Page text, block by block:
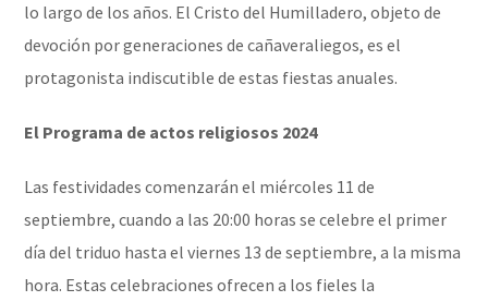
lo largo de los años. El Cristo del Humilladero, objeto de
devoción por generaciones de cañaveraliegos, es el
protagonista indiscutible de estas fiestas anuales.
El Programa de actos religiosos 2024
Las festividades comenzarán el miércoles 11 de
septiembre, cuando a las 20:00 horas se celebre el primer
día del triduo hasta el viernes 13 de septiembre, a la misma
hora. Estas celebraciones ofrecen a los fieles la